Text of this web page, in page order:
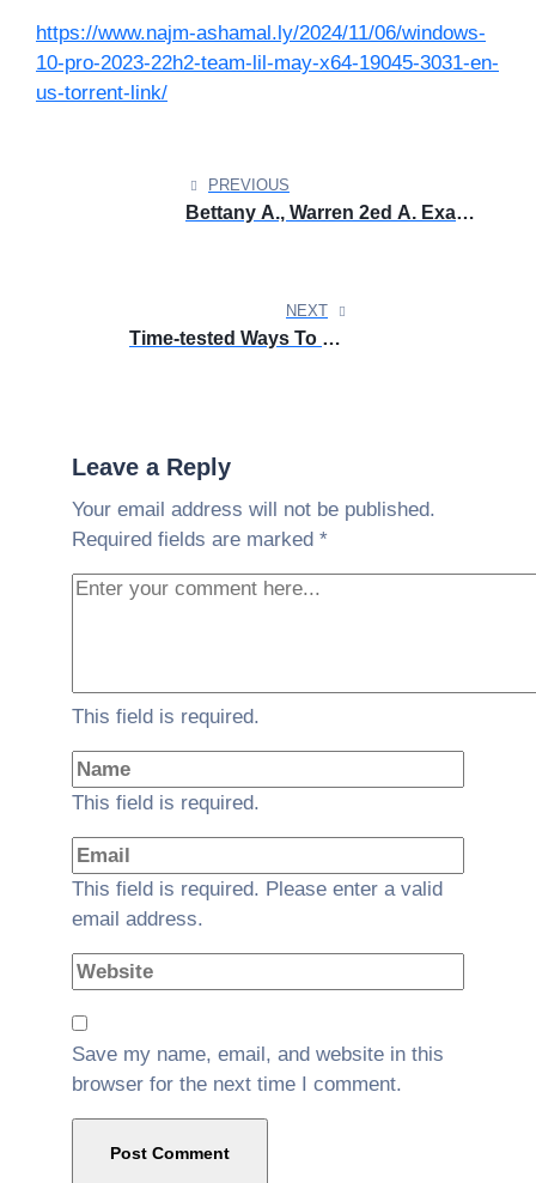
https://www.najm-ashamal.ly/2024/11/06/windows-
10-pro-2023-22h2-team-lil-may-x64-19045-3031-en-
us-torrent-link/
navigation
PREVIOUS
Bettany A., Warren 2ed A. Exam
NEXT
Time-tested Ways To bet
Leave a Reply
Your email address will not be published.
Required fields are marked *
This field is required.
This field is required.
This field is required. Please enter a valid
email address.
Save my name, email, and website in this
browser for the next time I comment.